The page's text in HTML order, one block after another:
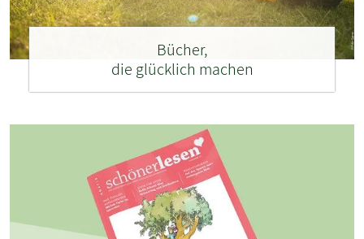
Bücher,
die glücklich machen